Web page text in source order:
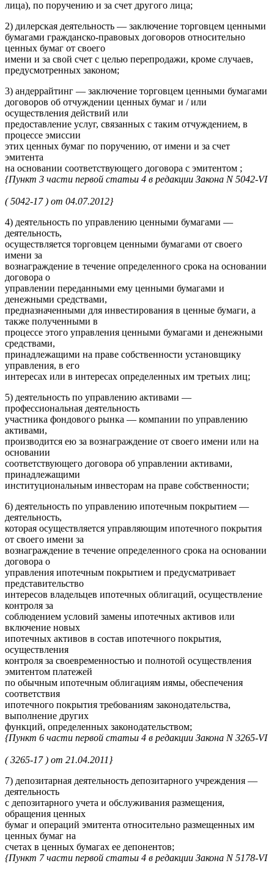
лица), по поручению и за счет другого лица;
2) дилерская деятельность — заключение торговцем ценными
бумагами гражданско-правовых договоров относительно
ценных бумаг от своего
имени и за свой счет с целью перепродажи, кроме случаев,
предусмотренных законом;
3) андеррайтинг — заключение торговцем ценными бумагами
договоров об отчуждении ценных бумаг и / или
осуществления действий или
предоставление услуг, связанных с таким отчуждением, в
процессе эмиссии
этих ценных бумаг по поручению, от имени и за счет
эмитента
на основании соответствующего договора с эмитентом ;
{Пункт 3 части первой статьи 4 в редакции Закона N 5042-VI
( 5042-17 ) от 04.07.2012}
4) деятельность по управлению ценными бумагами —
деятельность,
осуществляется торговцем ценными бумагами от своего
имени за
вознаграждение в течение определенного срока на основании
договора о
управлении переданными ему ценными бумагами и
денежными средствами,
предназначенными для инвестирования в ценные бумаги, а
также полученными в
процессе этого управления ценными бумагами и денежными
средствами,
принадлежащими на праве собственности установщику
управления, в его
интересах или в интересах определенных им третьих лиц;
5) деятельность по управлению активами —
профессиональная деятельность
участника фондового рынка — компании по управлению
активами,
производится ею за вознаграждение от своего имени или на
основании
соответствующего договора об управлении активами,
принадлежащими
институциональным инвесторам на праве собственности;
6) деятельность по управлению ипотечным покрытием —
деятельность,
которая осуществляется управляющим ипотечного покрытия
от своего имени за
вознаграждение в течение определенного срока на основании
договора о
управления ипотечным покрытием и предусматривает
представительство
интересов владельцев ипотечных облигаций, осуществление
контроля за
соблюдением условий замены ипотечных активов или
включение новых
ипотечных активов в состав ипотечного покрытия,
осуществления
контроля за своевременностью и полнотой осуществления
эмитентом платежей
по обычным ипотечным облигациям иямы, обеспечения
соответствия
ипотечного покрытия требованиям законодательства,
выполнение других
функций, определенных законодательством;
{Пункт 6 части первой статьи 4 в редакции Закона N 3265-VI
( 3265-17 ) от 21.04.2011}
7) депозитарная деятельность депозитарного учреждения —
деятельность
с депозитарного учета и обслуживания размещения,
обращения ценных
бумаг и операций эмитента относительно размещенных им
ценных бумаг на
счетах в ценных бумагах ее депонентов;
{Пункт 7 части первой статьи 4 в редакции Закона N 5178-VI